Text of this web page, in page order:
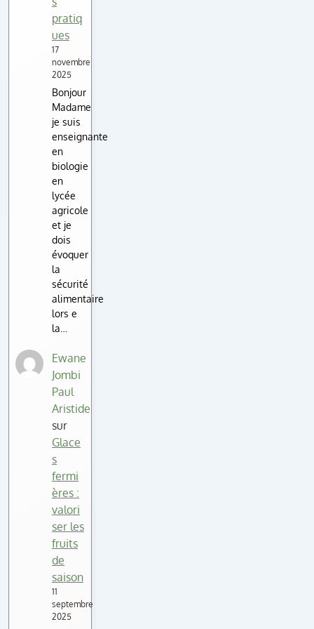
pratiq
ues
17
novembre
2025
Bonjour
Madame
je suis
enseignante
en
biologie
en
lycée
agricole
et je
dois
évoquer
la
sécurité
alimentaire
lors e
la…
Ewane
Jombi
Paul
Aristide
sur
Glace
s
fermi
ères :
valori
ser les
fruits
de
saison
11
septembre
2025